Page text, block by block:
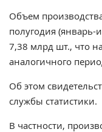
Объем
полугодия (январь-
7,38 млрд шт., что
аналогичного
Об этом
службы статистики.
В частности,